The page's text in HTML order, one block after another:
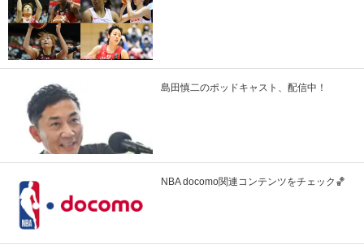
島田慎二のポッドキャスト、配信中！
NBA docomo関連コンテンツをチェック🏀